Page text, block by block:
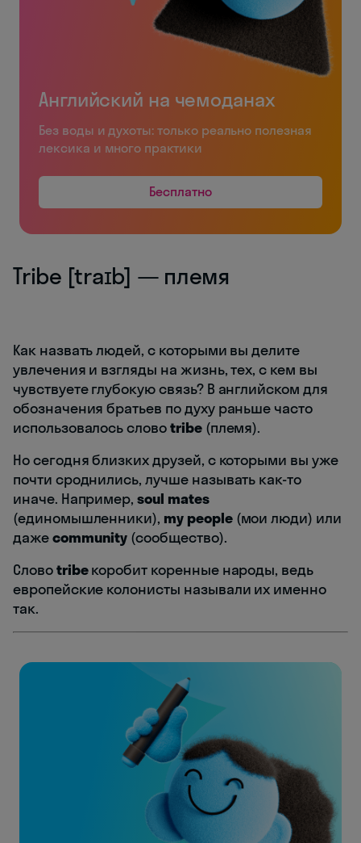
Английский на чемоданах
Без воды и духоты: только реально полезная
лексика и много практики
Бесплатно
Tribe [traɪb] — племя
Как назвать людей, с которыми вы делите
увлечения и взгляды на жизнь, тех, с кем вы
чувствуете глубокую связь? В английском для
обозначения братьев по духу раньше часто
использовалось словоtribe (племя).
Но сегодня близких друзей, с которыми вы уже
почти сроднились, лучше называть как-то
иначе. Например,soul mates
(единомышленники), my people(мои люди) или
дажеcommunity (сообщество).
Словоtribeкоробит коренные народы, ведь
европейские колонисты называли их именно
так.